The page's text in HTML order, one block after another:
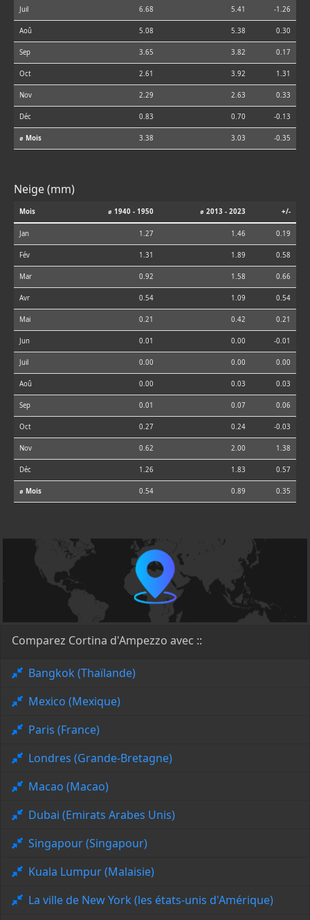
Juil 6.68 5.41 -1.26
Aoû 5.08 5.38 0.30
Sep 3.65 3.82 0.17
Oct 2.61 3.92 1.31
Nov 2.29 2.63 0.33
Déc 0.83 0.70 -0.13
⌀ Mois 3.38 3.03 -0.35
Neige (mm)
Mois ⌀ 1940 - 1950 ⌀ 2013 - 2023 +/-
Jan 1.27 1.46 0.19
Fév 1.31 1.89 0.58
Mar 0.92 1.58 0.66
Avr 0.54 1.09 0.54
Mai 0.21 0.42 0.21
Jun 0.01 0.00 -0.01
Juil 0.00 0.00 0.00
Aoû 0.00 0.03 0.03
Sep 0.01 0.07 0.06
Oct 0.27 0.24 -0.03
Nov 0.62 2.00 1.38
Déc 1.26 1.83 0.57
⌀ Mois 0.54 0.89 0.35
Comparez Cortina d'Ampezzo avec ::
Bangkok (Thaïlande)
Mexico (Mexique)
Paris (France)
Londres (Grande-Bretagne)
Macao (Macao)
Dubai (Emirats Arabes Unis)
Singapour (Singapour)
Kuala Lumpur (Malaisie)
La ville de New York (les états-unis d'Amérique)